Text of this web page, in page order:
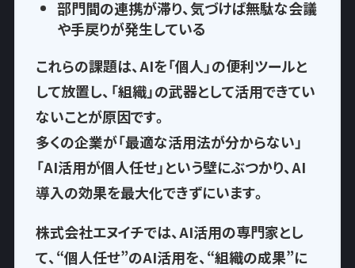
部門間の連携が滞り、気づけば無駄な会議
や手戻りが発生している
これらの課題は、AIを「個人」の便利ツールと
して放置し、 「組織」の武器として活用できてい
ないことが原因です。
多くの企業が「最適な活用法が分からない」
「AI活用が個人任せ」という壁にぶつかり、AI
導入の効果を最大化できずにいます。
株式会社エヌイチでは、AI活用の専門家とし
て、“個人任せ”のAI活用を、“組織の成果”に